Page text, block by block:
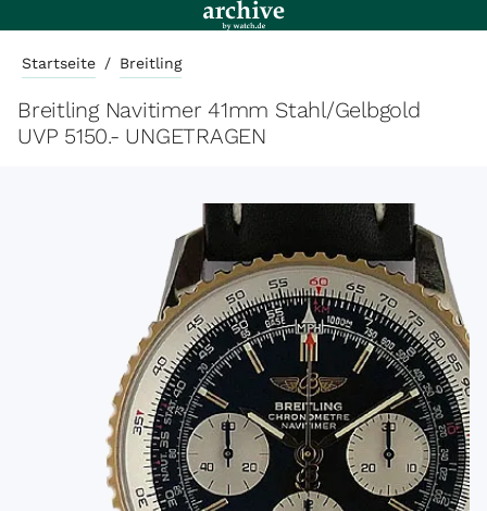
Startseite / Breitling
Breitling Navitimer 41mm Stahl/Gelbgold
UVP 5150.- UNGETRAGEN